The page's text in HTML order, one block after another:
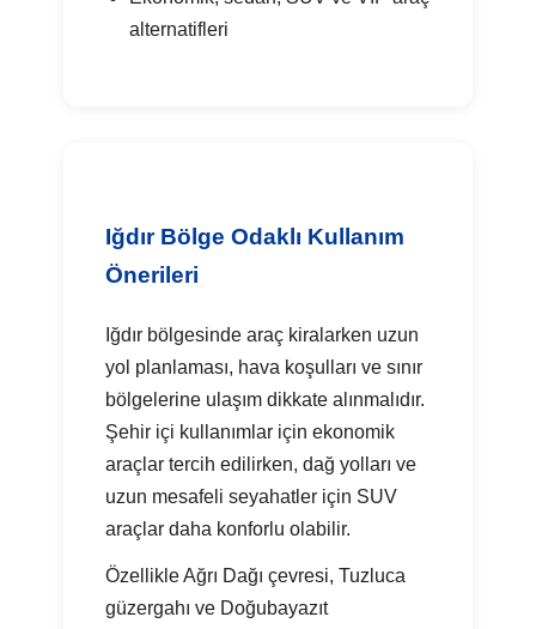
alternatifleri
Iğdır Bölge Odaklı Kullanım
Önerileri
Iğdır bölgesinde araç kiralarken uzun
yol planlaması, hava koşulları ve sınır
bölgelerine ulaşım dikkate alınmalıdır.
Şehir içi kullanımlar için ekonomik
araçlar tercih edilirken, dağ yolları ve
uzun mesafeli seyahatler için SUV
araçlar daha konforlu olabilir.
Özellikle Ağrı Dağı çevresi, Tuzluca
güzergahı ve Doğubayazıt